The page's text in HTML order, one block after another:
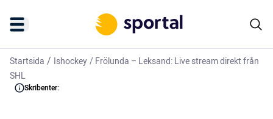
Startsida / Ishockey/Frölunda – Leksand: Live stream direkt från
SHL
Skribenter: